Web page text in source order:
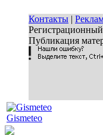
Контакты |
Публикация
Gismeteo